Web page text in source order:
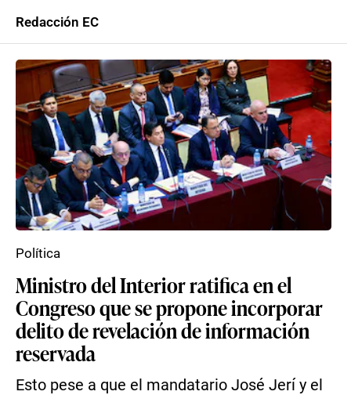
Redacción EC
Ministro del Interior ratifica en el
Congreso que se propone incorporar
delito de revelación de información
reservada
Esto pese a que el mandatario José Jerí y el
Política